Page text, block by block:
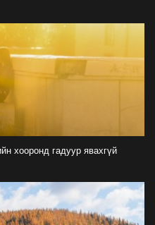
авлаа
замуудыг хэзээнээс хаахаа
нийслэлчүүдэд мэдээлээрэй
ялалтаа тэмдэглэх аваргуудын
холдохыг хүссэнгүй
ДАШТ-д анх удаа
завсарлагааны шоу
хооронд гадуур явахгүй